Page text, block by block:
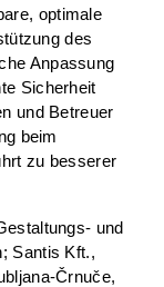
optimale
des
Anpassung
Sicherheit
und Betreuer
beim
zu besserer
und
Santis Kft.,
Črnuče,